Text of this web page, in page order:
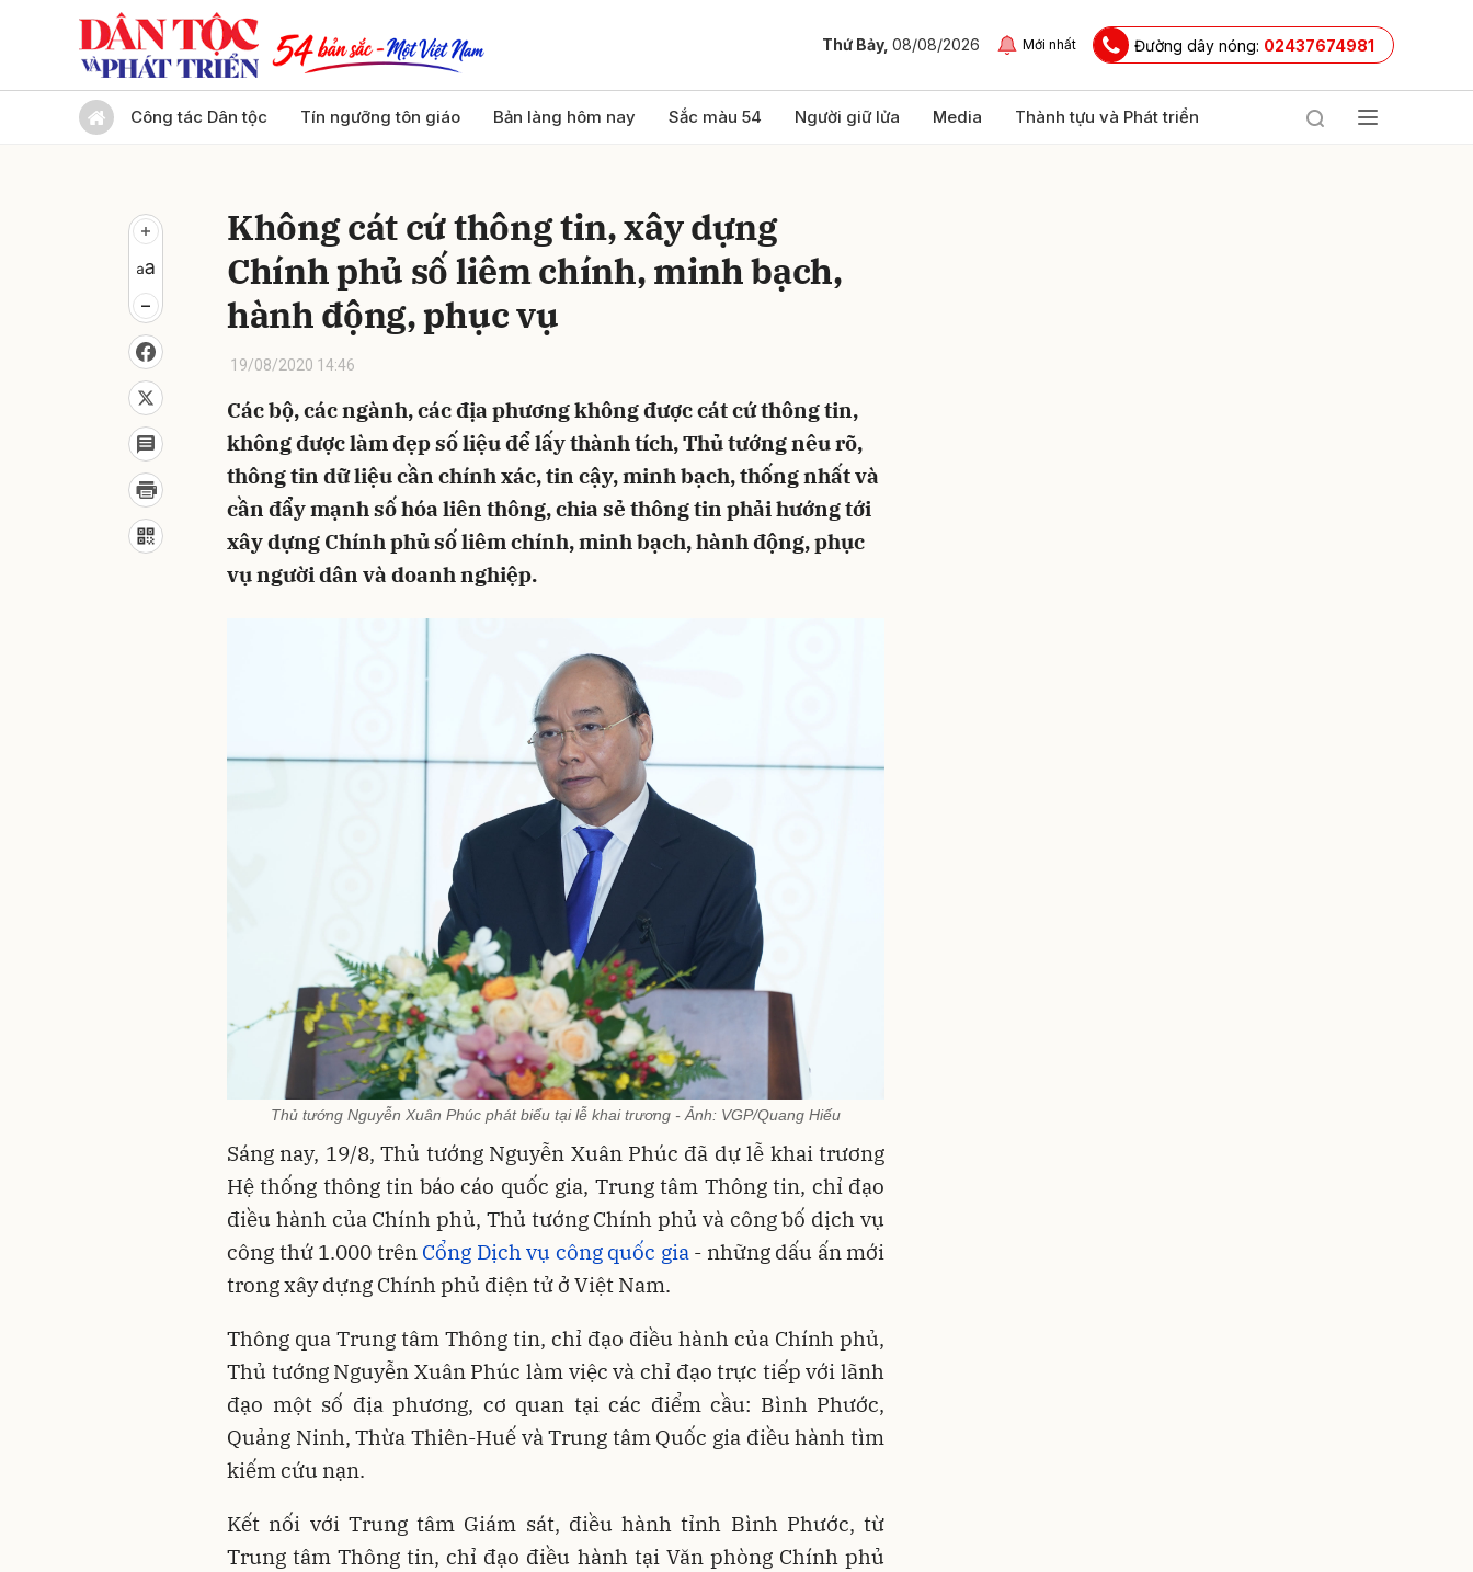
Thứ Bảy, 08/08/2026 Mới nhất Đường dây nóng: 02437674981
Công tác Dân tộc Tín ngưỡng tôn giáo Bản làng hôm nay Sắc màu 54 Người giữ lửa Media Thành tựu và Phát triển
Không cát cứ thông tin, xây dựng
Chính phủ số liêm chính, minh bạch,
hành động, phục vụ
19/08/2020 14:46
Các bộ, các ngành, các địa phương không được cát cứ thông tin,
không được làm đẹp số liệu để lấy thành tích, Thủ tướng nêu rõ,
thông tin dữ liệu cần chính xác, tin cậy, minh bạch, thống nhất và
cần đẩy mạnh số hóa liên thông, chia sẻ thông tin phải hướng tới
xây dựng Chính phủ số liêm chính, minh bạch, hành động, phục
vụ người dân và doanh nghiệp.
Thủ tướng Nguyễn Xuân Phúc phát biểu tại lễ khai trương - Ảnh: VGP/Quang Hiếu
Sáng nay, 19/8, Thủ tướng Nguyễn Xuân Phúc đã dự lễ khai trương
Hệ thống thông tin báo cáo quốc gia, Trung tâm Thông tin, chỉ đạo
điều hành của Chính phủ, Thủ tướng Chính phủ và công bố dịch vụ
công thứ 1.000 trên Cổng Dịch vụ công quốc gia- những dấu ấn mới
trong xây dựng Chính phủ điện tử ở Việt Nam.
Thông qua Trung tâm Thông tin, chỉ đạo điều hành của Chính phủ,
Thủ tướng Nguyễn Xuân Phúc làm việc và chỉ đạo trực tiếp với lãnh
đạo một số địa phương, cơ quan tại các điểm cầu: Bình Phước,
Quảng Ninh, Thừa Thiên-Huế và Trung tâm Quốc gia điều hành tìm
kiếm cứu nạn.
Kết nối với Trung tâm Giám sát, điều hành tỉnh Bình Phước, từ
Trung tâm Thông tin, chỉ đạo điều hành tại Văn phòng Chính phủ
Gửi bình luận